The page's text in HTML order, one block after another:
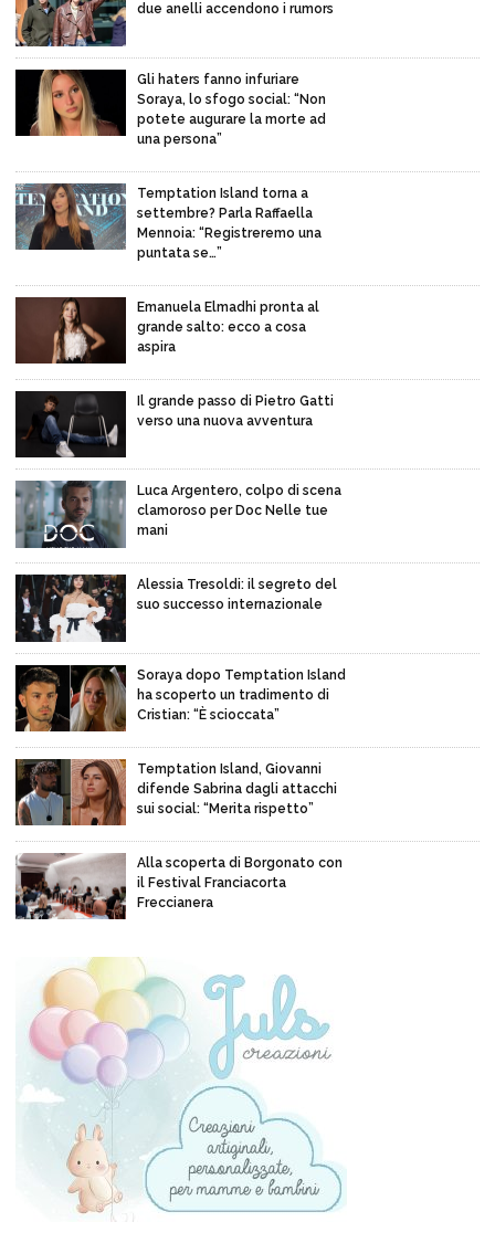
due anelli accendono i rumors
Gli haters fanno infuriare
Soraya, lo sfogo social: “Non
potete augurare la morte ad
una persona”
Temptation Island torna a
settembre? Parla Raffaella
Mennoia: “Registreremo una
puntata se…”
Emanuela Elmadhi pronta al
grande salto: ecco a cosa
aspira
Il grande passo di Pietro Gatti
verso una nuova avventura
Luca Argentero, colpo di scena
clamoroso per Doc Nelle tue
mani
Alessia Tresoldi: il segreto del
suo successo internazionale
Soraya dopo Temptation Island
ha scoperto un tradimento di
Cristian: “È scioccata”
Temptation Island, Giovanni
difende Sabrina dagli attacchi
sui social: “Merita rispetto”
Alla scoperta di Borgonato con
il Festival Franciacorta
Freccianera